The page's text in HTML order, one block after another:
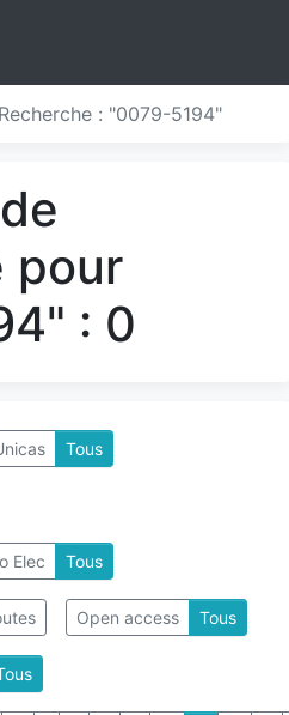
Recherche : "0079-5194"
pour
: 0
Tous
Elec Tous
Open access Tous